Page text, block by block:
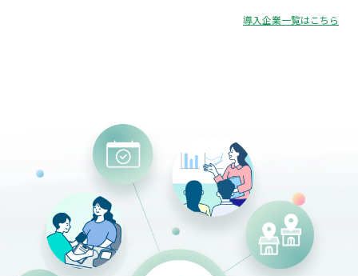
導入企業一覧はこちら